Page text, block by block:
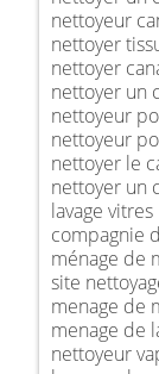
nettoyeur
nettoyer
nettoyer
nettoyer un
nettoyeur
nettoyeur
nettoyer le
nettoyer un
lavage vitres
compagnie
ménage de
site
menage de
menage de
nettoyeur